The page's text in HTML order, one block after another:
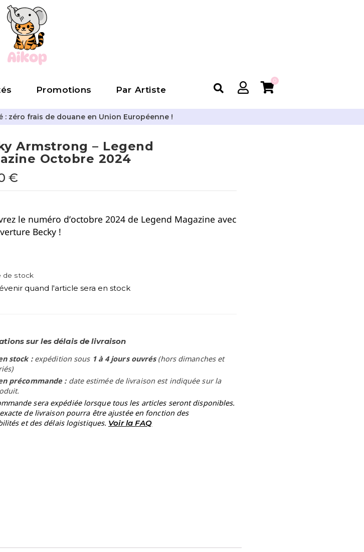
Promotions Par Artiste
0
zéro frais de douane en Union Européenne !
Armstrong – Legend
Octobre 2024
€
le numéro d’octobre 2024 de Legend Magazine avec
Becky !
de stock
quand l'article sera en stock
sur les délais de livraison
stock : expédition sous 1 à 4 jours ouvrés(hors dimanches et
précommande : date estimée de livraison est indiquée sur la
sera expédiée lorsque tous les articles seront disponibles.
de livraison pourra être ajustée en fonction des
et des délais logistiques. Voir la FAQ